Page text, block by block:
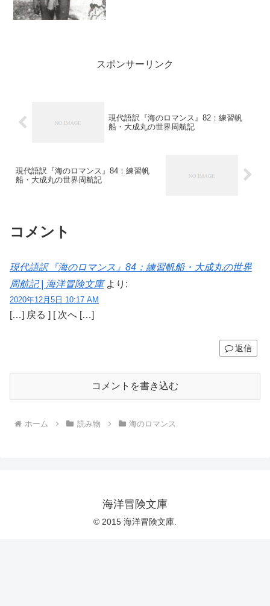
スポンサーリンク
現代語訳『海のロマンス』82：練習帆
船・大成丸の世界周航記
現代語訳『海のロマンス』84：練習帆
船・大成丸の世界周航記
コメント
現代語訳『海のロマンス』84：練習帆船・大成丸の世界
周航記 | 海洋冒険文庫 より:
2020年12月5日 10:17 AM
[…] 戻る ] [ 次へ […]
返信
コメントを書き込む
ホーム 読み物 海のロマンス
海洋冒険文庫
© 2015 海洋冒険文庫.